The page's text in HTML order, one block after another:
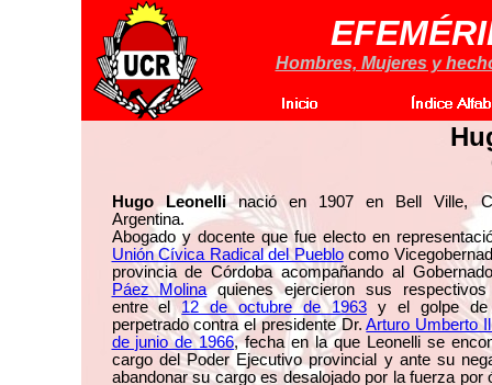
Hombres, Mujeres y
Hugo Leonellinació en 1907 en Bell Ville,
Argentina.
Abogado y docente que fue electo en
Unión Cívica Radical del Pueblocomo
provincia de Córdoba acompañando al
Páez Molinaquienes ejercieron sus respectivos
entre el 12 de octubre de 1963y el golpe de
perpetrado contra el presidente Dr.Arturo Umberto
de junio de 1966, fecha en la que Leonelli se
cargo del Poder Ejecutivo provincial y ante su
abandonar su cargo es desalojado por la fuerza por